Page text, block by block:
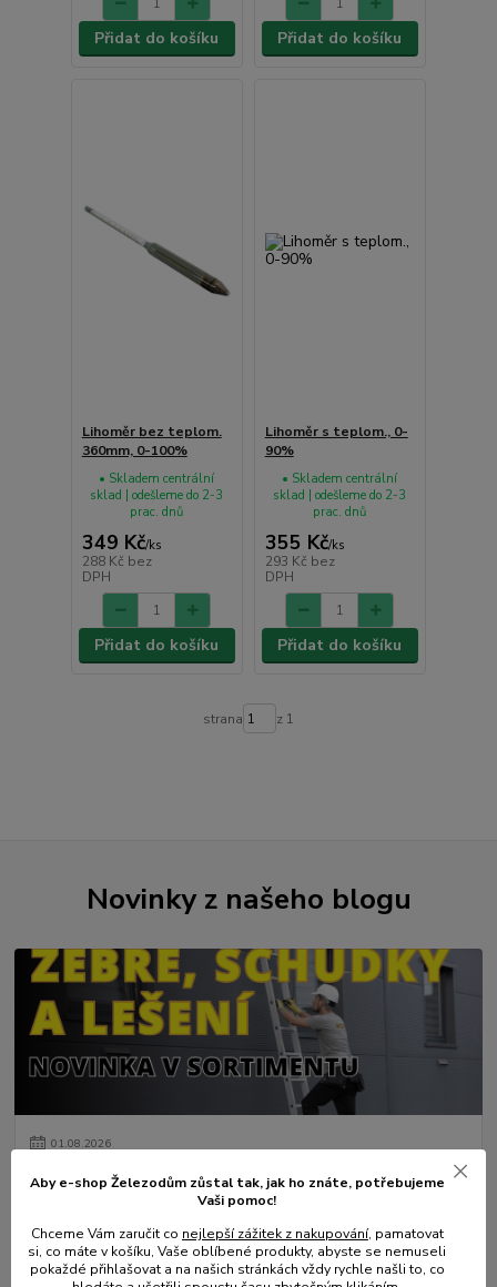
Přidat do košíku Přidat do košíku
Lihoměr bez teplom.
360mm, 0-100%
349 Kč/ks
288 Kč bez
DPH
• Skladem centrální
sklad | odešleme do 2-3
prac. dnů
Přidat do košíku
Lihoměr s teplom., 0-
90%
355 Kč/ks
293 Kč bez
DPH
• Skladem centrální
sklad | odešleme do 2-3
prac. dnů
Přidat do košíku
strana z 1
Novinky z našeho blogu
01.08.2026
💥 Stali jsme se přímým dovozcem hliníkových žebřů a
lešení.
Aby e-shop Železodům zůstal tak, jak ho znáte, potřebujeme
Vaši pomoc!
Chceme Vám zaručit co nejlepší zážitek z nakupování, pamatovat
si, co máte v košíku, Vaše oblíbené produkty, abyste se nemuseli
pokaždé přihlašovat a na našich stránkách vždy rychle našli to, co